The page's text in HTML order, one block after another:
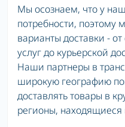
Мы осознаем, что у
потребности, поэтому
варианты доставки -
услуг до курьерской
Наши партнеры в
широкую географию
доставлять товары в
регионы, находящиеся